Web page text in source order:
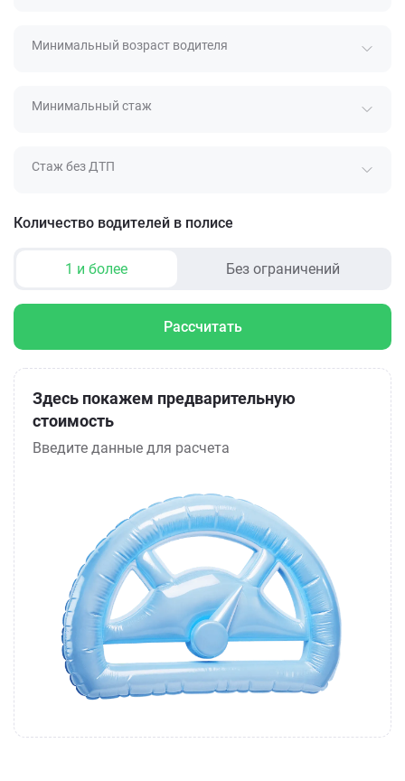
Минимальный возраст водителя
Минимальный стаж
Стаж без ДТП
Количество водителей в полисе
1 и более Без ограничений
Рассчитать
Здесь покажем предварительную
стоимость
Введите данные для расчета